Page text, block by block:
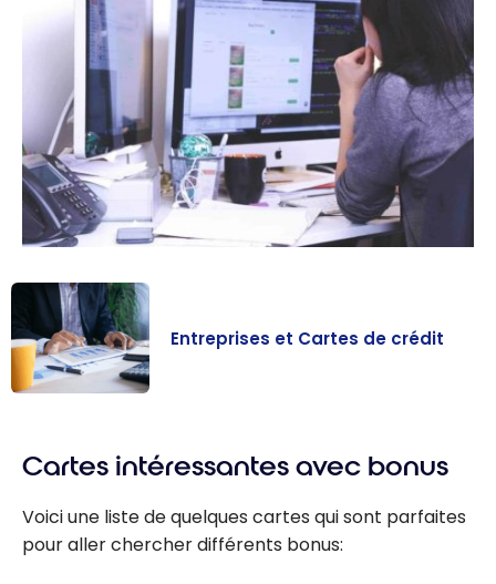
crédit
Entreprises et Cartes de crédit
Cartes intéressantes avec bonus
Voici une liste de quelques cartes qui sont parfaites
pour aller chercher différents bonus: